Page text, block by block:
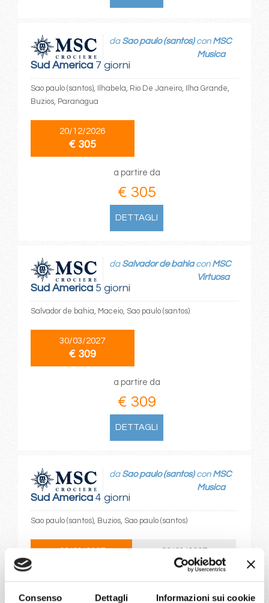
Consenso Dettagli Informazioni sui cookie
Sud America7 giorni
da Sao paulo (santos)con MSC
Musica
Sao paulo (santos), Ilhabela, Rio De Janeiro, Ilha Grande,
Buzios, Paranagua
20/12/2026
€ 305
a partire da
€ 305
DETTAGLI
Sud America5 giorni
da Salvador de bahiacon MSC
Virtuosa
Salvador de bahia, Maceio, Sao paulo (santos)
30/03/2027
€ 309
a partire da
€ 309
DETTAGLI
Sud America4 giorni
da Sao paulo (santos)con MSC
Musica
Sao paulo (santos), Buzios, Sao paulo (santos)
22/01/2027
29/01/2027
€ 344
a partire da